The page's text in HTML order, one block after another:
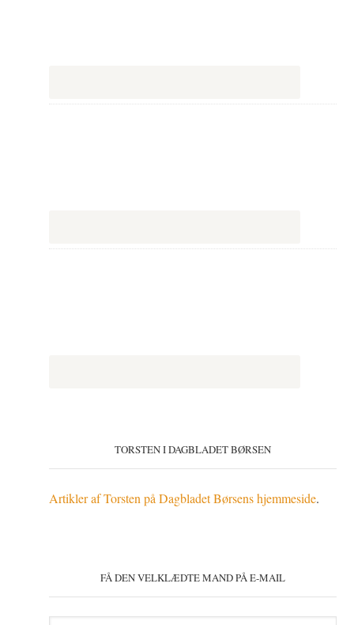
TORSTEN I DAGBLADET BØRSEN
Artikler af Torsten på Dagbladet Børsens hjemmeside.
FÅ DEN VELKLÆDTE MAND PÅ E-MAIL